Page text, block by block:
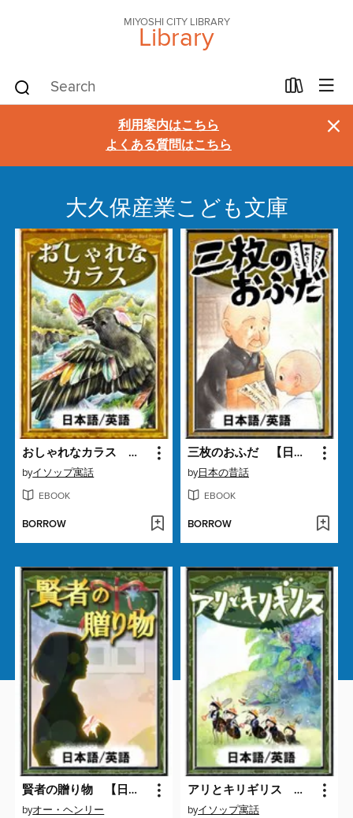
MIYOSHI CITY LIBRARY
Library
利用案内はこちら
よくある質問はこちら
×
大久保産業こども文庫
おしゃれなカラス 【日本語/英語版】
byイソップ寓話
EBOOK
BORROW
三枚のおふだ 【日本語/英語版】
by日本の昔話
EBOOK
BORROW
賢者の贈り物 【日本語/英語版】
byオー・ヘンリー
アリとキリギリス 【日本語/英語版】
byイソップ寓話